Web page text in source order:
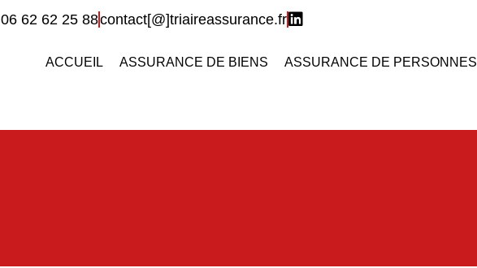
06 62 62 25 88contact[@]triaireassurance.fr
ACCUEIL ASSURANCE DE BIENS ASSURANCE DE PERSONNES